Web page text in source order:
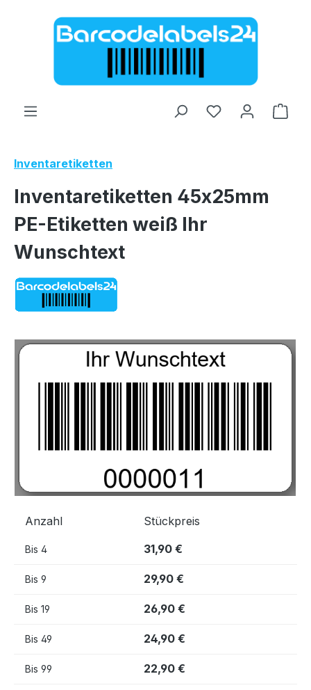
Zum Hauptinhalt springen
Inventaretiketten
Inventaretiketten 45x25mm
PE-Etiketten weiß Ihr
Wunschtext
Bildergalerie überspringen
Anzahl Stückpreis
Bis 4 31,90 €
Bis 9 29,90 €
Bis 19 26,90 €
Bis 49 24,90 €
Bis 99 22,90 €